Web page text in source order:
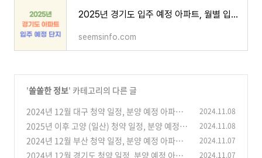
2025년 경기도 입주 예정 아파트, 월별 입주 물량 정리
seemsinfo.com
'쏠쏠한 정보' 카테고리의 다른 글
2024년 12월 대구 청약 일정, 분양 예정 아파트
(7)
2024.11.08
2025년 이후 고양 (일산) 청약 일정, 분양 예정 아
파트
(2)
2024.11.08
2024년 12월 부산 청약 일정, 분양 예정 아파트
(6)
2024.11.07
2024년 12월 경기도 청약 일정, 분양 예정 아파 2024.11.07